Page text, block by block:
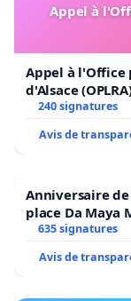
Appel à
Appel à
d'Alsace
240 signatures
Avis de
Anniversaire
place Da Maya
635 signatures
Avis de